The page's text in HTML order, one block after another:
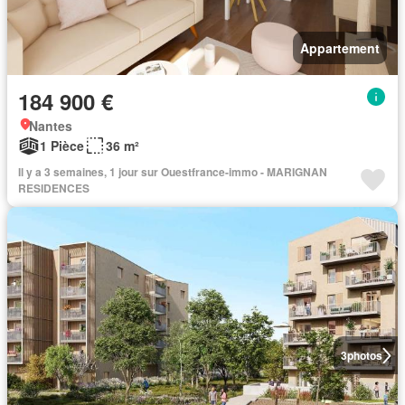
Appartement
184 900 €
Nantes
1 Pièce
36 m²
Il y a 3 semaines, 1 jour sur Ouestfrance-immo - MARIGNAN
RESIDENCES
3photos